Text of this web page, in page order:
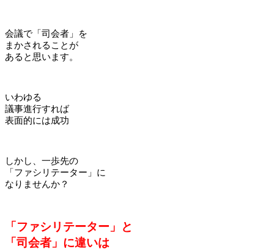
会議で「司会者」を
まかされることが
あると思います。
いわゆる
議事進行すれば
表面的には成功
しかし、一歩先の
「ファシリテーター」に
なりませんか？
「ファシリテーター」と
「司会者」に違いは